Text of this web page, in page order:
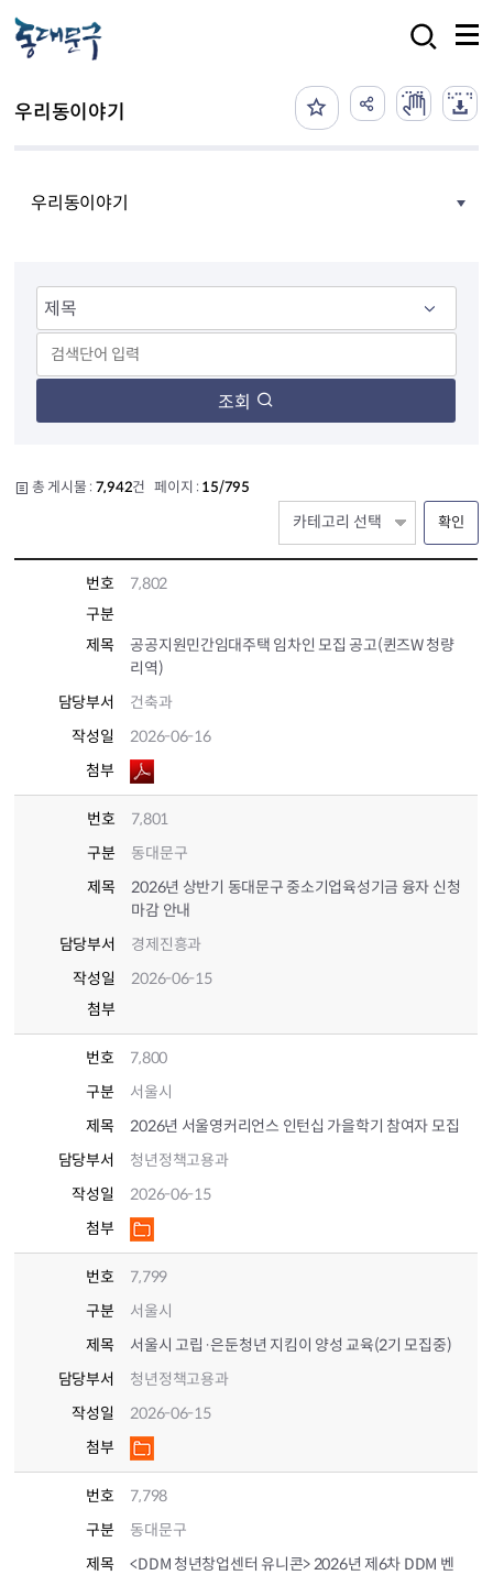
우리동이야기
우리동이야기
조회
총 게시물 : 7,942건 페이지 : 15/795
확인
번호
7,802
구분
제목
공공지원민간임대주택 임차인 모집 공고(퀸즈W 청량
리역)
담당부서
건축과
작성일
2026-06-16
첨부
번호
7,801
구분
동대문구
제목
2026년 상반기 동대문구 중소기업육성기금 융자 신청
마감 안내
담당부서
경제진흥과
작성일
2026-06-15
첨부
번호
7,800
구분
서울시
제목
2026년 서울영커리언스 인턴십 가을학기 참여자 모집
담당부서
청년정책고용과
작성일
2026-06-15
첨부
번호
7,799
구분
서울시
제목
서울시 고립·은둔청년 지킴이 양성 교육(2기 모집중)
담당부서
청년정책고용과
작성일
2026-06-15
첨부
번호
7,798
구분
동대문구
제목
<DDM 청년창업센터 유니콘> 2026년 제6차 DDM 벤